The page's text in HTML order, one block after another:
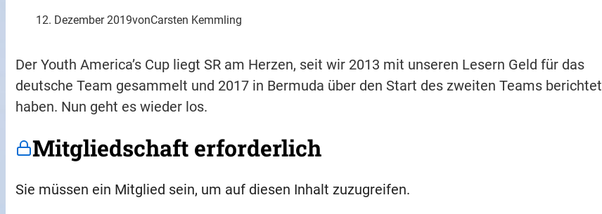
12. Dezember 2019vonCarsten Kemmling
Der Youth America’s Cup liegt SR am Herzen, seit wir 2013 mit unseren Lesern Geld für das
deutsche Team gesammelt und 2017 in Bermuda über den Start des zweiten Teams berichtet
haben. Nun geht es wieder los.
Mitgliedschaft erforderlich
Sie müssen ein Mitglied sein, um auf diesen Inhalt zuzugreifen.